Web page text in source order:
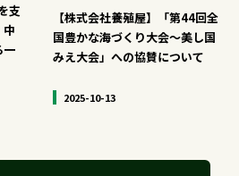
支
一
【株式会社養殖屋】「第44回全
国豊かな海づくり大会〜美し国
みえ大会」への協賛について
2025-10-13